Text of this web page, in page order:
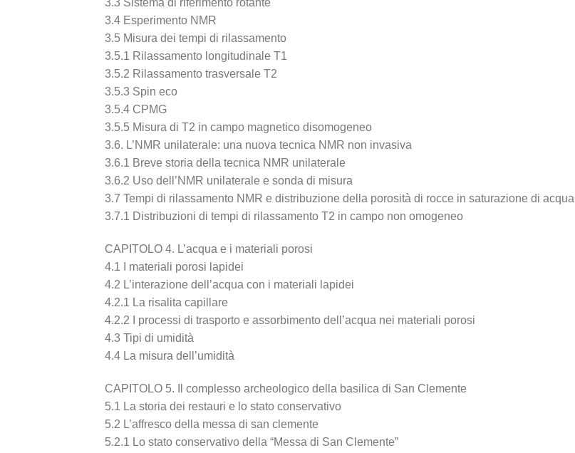
3.3 Sistema di riferimento rotante
3.4 Esperimento NMR
3.5 Misura dei tempi di rilassamento
3.5.1 Rilassamento longitudinale T1
3.5.2 Rilassamento trasversale T2
3.5.3 Spin eco
3.5.4 CPMG
3.5.5 Misura di T2 in campo magnetico disomogeneo
3.6. L’NMR unilaterale: una nuova tecnica NMR non invasiva
3.6.1 Breve storia della tecnica NMR unilaterale
3.6.2 Uso dell’NMR unilaterale e sonda di misura
3.7 Tempi di rilassamento NMR e distribuzione della porosità di rocce in saturazione di acqua
3.7.1 Distribuzioni di tempi di rilassamento T2 in campo non omogeneo
CAPITOLO 4. L’acqua e i materiali porosi
4.1 I materiali porosi lapidei
4.2 L’interazione dell’acqua con i materiali lapidei
4.2.1 La risalita capillare
4.2.2 I processi di trasporto e assorbimento dell’acqua nei materiali porosi
4.3 Tipi di umidità
4.4 La misura dell’umidità
CAPITOLO 5. Il complesso archeologico della basilica di San Clemente
5.1 La storia dei restauri e lo stato conservativo
5.2 L’affresco della messa di san clemente
5.2.1 Lo stato conservativo della “Messa di San Clemente”